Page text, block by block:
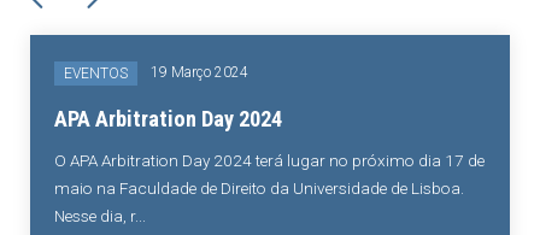
EVENTOS 19 Março 2024
APA Arbitration Day 2024
O APA Arbitration Day 2024 terá lugar no próximo dia 17 de
maio na Faculdade de Direito da Universidade de Lisboa.
Nesse dia, r...